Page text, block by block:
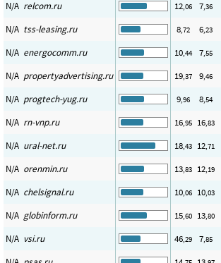
N/A relcom.ru 12,06 7,36
N/A tss-leasing.ru 8,72 6,23
N/A energocomm.ru 10,44 7,55
N/A propertyadvertising.ru 19,37 9,46
N/A progtech-yug.ru 9,96 8,54
N/A rn-vnp.ru 16,95 16,83
N/A ural-net.ru 18,43 12,71
N/A orenmin.ru 13,83 12,19
N/A chelsignal.ru 10,06 10,03
N/A globinform.ru 15,60 13,80
N/A vsi.ru 46,29 7,85